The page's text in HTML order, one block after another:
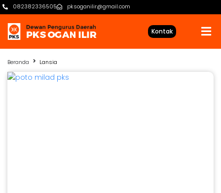
082382336505 pksoganilir@gmail.com
Kontak
Beranda Lansia